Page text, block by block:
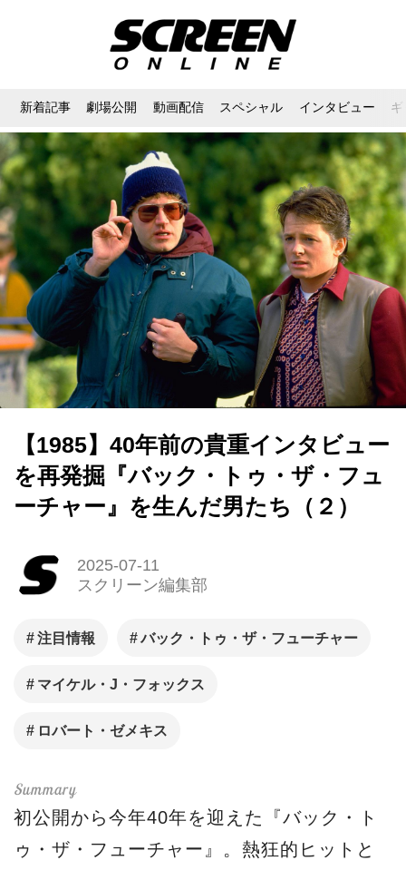
新着記事 劇場公開 動画配信 スペシャル インタビュー
【1985】40年前の貴重インタビュー
を再発掘『バック・トゥ・ザ・フュ
ーチャー』を生んだ男たち（２）
2025-07-11
スクリーン編集部
注目情報 バック・トゥ・ザ・フューチャー
マイケル・J・フォックス
ロバート・ゼメキス
初公開から今年40年を迎えた『バック・ト
ゥ・ザ・フューチャー』。熱狂的ヒットと